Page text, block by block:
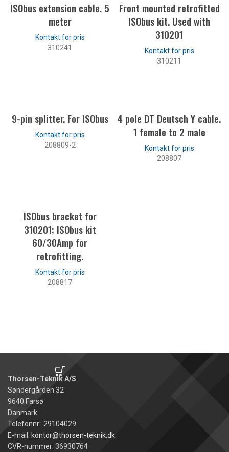
ISObus extension cable. 5
meter
310241
Front mounted retrofitted
ISObus kit. Used with
310201
310211
9-pin splitter. For ISObus
208809-2
4 pole DT Deutsch Y cable.
1 female to 2 male
208807
ISObus bracket for
310201; ISObus kit
60/30Amp for
retrofitting.
208817
Thorsen-Teknik A/S
Søndergården 32
9640 Farsø
Danmark
Telefonnr.: 29104029
E-mail: kontor@thorsen-teknik.dk
CVR-nummer: 36930764